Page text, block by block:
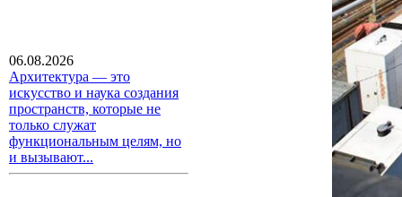
06.08.2026
Архитектура — это
искусство и наука создания
пространств, которые не
только служат
функциональным целям, но
и вызывают...